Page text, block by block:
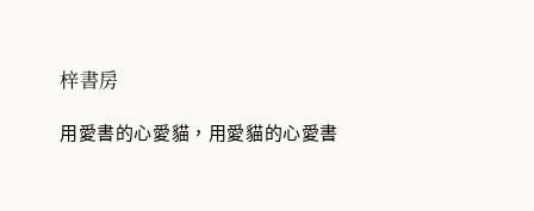
梓書房
用愛書的心愛貓，用愛貓的心愛書